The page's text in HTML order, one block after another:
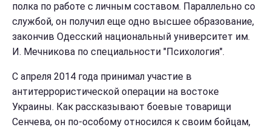
полка по работе с личным составом. Параллельно со
службой, он получил еще одно высшее образование,
закончив Одесский национальный университет им.
И. Мечникова по специальности "Психология".
С апреля 2014 года принимал участие в
антитеррористической операции на востоке
Украины. Как рассказывают боевые товарищи
Сенчева, он по-особому относился к своим бойцам,